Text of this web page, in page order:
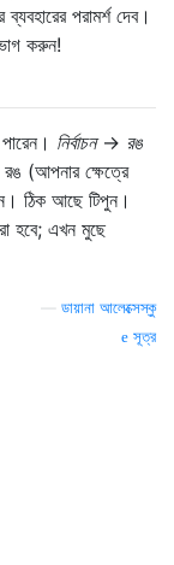
পরামর্শ দেব।
করুন!
নির্বাচন-> রঙ
(আপনার ক্ষেত্রে
ঠিক আছে টিপুন।
হবে; এখন মুছে
ডায়ানা আলেক্সেস্কু
সূত্র